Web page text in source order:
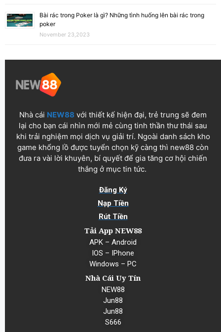
Bài rác trong Poker là gì? Những tình huống lên bài rác trong
poker
November 23,2023
Nhà cái NEW88 với thiết kế hiện đại, trẻ trung sẽ đem
lại cho bạn cái nhìn mới mẻ cùng tinh thần thư thái sau
khi trải nghiệm mọi dịch vụ giải trí. Ngoài danh sách kho
game khổng lồ được tuyển chọn kỹ càng thì new88 còn
đưa ra vài lời khuyên, bí quyết để gia tăng cơ hội chiến
thắng ở mục tin tức.
Đăng Ký
Nạp Tiền
Rút Tiền
Tải App NEW88
APK – Android
IOS – IPhone
Windows – PC
Nhà Cái Uy Tín
NEW88
Jun88
Jun88
S666